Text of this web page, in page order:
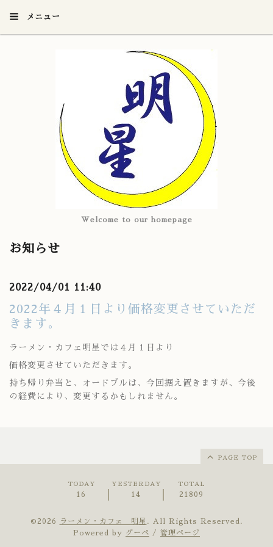
メニュー
Welcome to our homepage
お知らせ
2022/04/01 11:40
2022年４月１日より価格変更させていただ
きます。
ラーメン・カフェ明星では４月１日より
価格変更させていただきます。
持ち帰り弁当と、オードブルは、今回据え置きますが、今後
の経費により、変更するかもしれません。
PAGE TOP
TODAY
16
YESTERDAY
14
TOTAL
21809
©2026 ラーメン・カフェ 明星 . All Rights Reserved.
Powered by
グーペ / 管理ページ